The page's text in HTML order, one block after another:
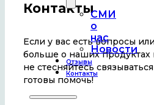
СМИ
о
нас
Новости
Отзывы
Контакты
Контакты
Если у вас есть вопросы
больше о наших продуктах
не стесняйтесь
готовы помочь!